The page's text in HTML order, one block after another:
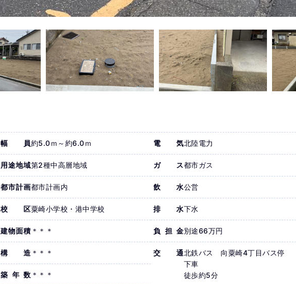
幅員約5.0ｍ～約6.0ｍ
用途地域第2種中高層地域
都市計画都市計画内
校区粟崎小学校・港中学校
建物面積 ＊＊＊
構造 ＊＊＊
築年数 ＊＊＊
電気北陸電力
ガス都市ガス
飲水公営
排水下水
負担金別途66万円
交通北鉄バス 向粟崎4丁目バス停
下車
徒歩約5分